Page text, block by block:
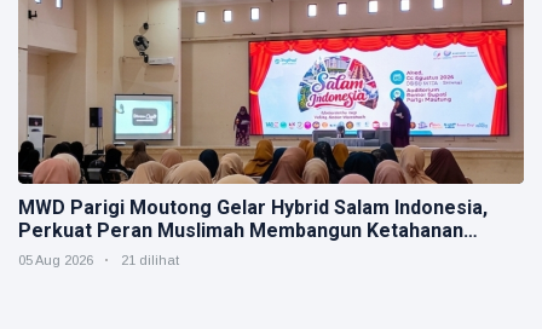
MWD Parigi Moutong Gelar Hybrid Salam Indonesia,
Perkuat Peran Muslimah Membangun Ketahanan
Keluarga
05 Aug 2026 21 dilihat